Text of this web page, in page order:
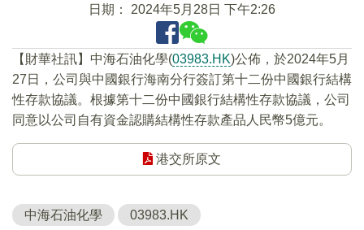
日期： 2024年5月28日 下午2:26
【財華社訊】中海石油化學(03983.HK)公佈，於2024年5月
27日，公司與中國銀行海南分行簽訂第十二份中國銀行結構
性存款協議。根據第十二份中國銀行結構性存款協議，公司
同意以公司自有資金認購結構性存款產品人民幣5億元。
港交所原文
中海石油化學 03983.HK